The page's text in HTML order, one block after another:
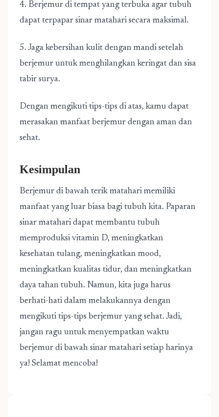
4. Berjemur di tempat yang terbuka agar tubuh
dapat terpapar sinar matahari secara maksimal.
5. Jaga kebersihan kulit dengan mandi setelah
berjemur untuk menghilangkan keringat dan sisa
tabir surya.
Dengan mengikuti tips-tips di atas, kamu dapat
merasakan manfaat berjemur dengan aman dan
sehat.
Kesimpulan
Berjemur di bawah terik matahari memiliki
manfaat yang luar biasa bagi tubuh kita. Paparan
sinar matahari dapat membantu tubuh
memproduksi vitamin D, meningkatkan
kesehatan tulang, meningkatkan mood,
meningkatkan kualitas tidur, dan meningkatkan
daya tahan tubuh. Namun, kita juga harus
berhati-hati dalam melakukannya dengan
mengikuti tips-tips berjemur yang sehat. Jadi,
jangan ragu untuk menyempatkan waktu
berjemur di bawah sinar matahari setiap harinya
ya! Selamat mencoba!